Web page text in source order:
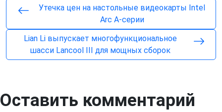
Утечка цен на настольные видеокарты Intel
Arc A-серии
Lian Li выпускает многофункциональное
шасси Lancool III для мощных сборок
Оставить комментарий